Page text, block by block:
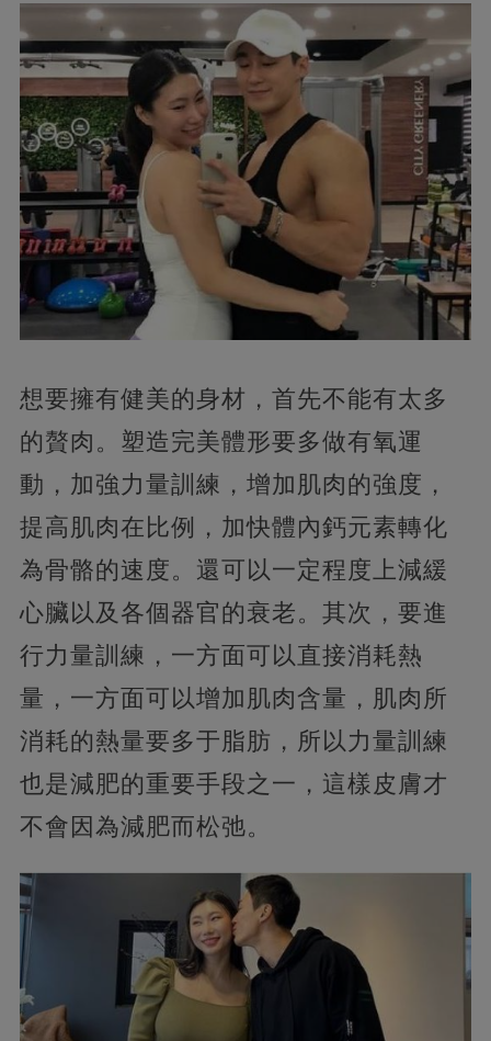
想要擁有健美的身材，首先不能有太多
的贅肉。塑造完美體形要多做有氧運
動，加強力量訓練，增加肌肉的強度，
提高肌肉在比例，加快體內鈣元素轉化
為骨骼的速度。還可以一定程度上減緩
心臟以及各個器官的衰老。其次，要進
行力量訓練，一方面可以直接消耗熱
量，一方面可以增加肌肉含量，肌肉所
消耗的熱量要多于脂肪，所以力量訓練
也是減肥的重要手段之一，這樣皮膚才
不會因為減肥而松弛。